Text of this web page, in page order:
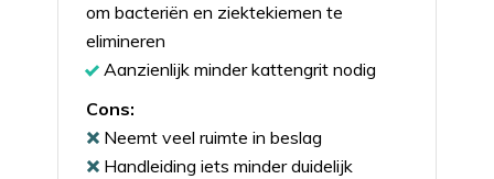
om bacteriën en ziektekiemen te
elimineren
Aanzienlijk minder kattengrit nodig
Cons:
Neemt veel ruimte in beslag
Handleiding iets minder duidelijk